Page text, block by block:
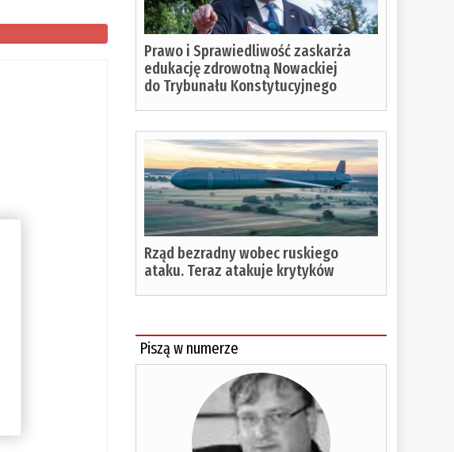
Prawo i Sprawiedliwość zaskarża
edukację zdrowotną Nowackiej
do Trybunału Konstytucyjnego
Rząd bezradny wobec ruskiego
ataku. Teraz atakuje krytyków
Piszą w numerze